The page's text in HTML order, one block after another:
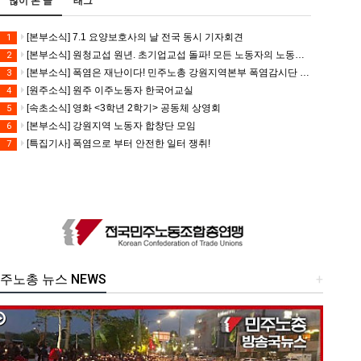
1 [본부소식] 7.1 요양보호사의 날 전국 동시 기자회견
2 [본부소식] 원청교섭 원년. 초기업교섭 돌파! 모든 노동자의 노동기본권 쟁취! 민주노총 7.15 총파업대회
3 [본부소식] 폭염은 재난이다! 민주노총 강원지역본부 폭염감시단 선포 기자회견
4 [원주소식] 원주 이주노동자 한국어교실
5 [속초소식] 영화 <3학년 2학기> 공동체 상영회
6 [본부소식] 강원지역 노동자 합창단 모임
7 [특집기사] 폭염으로 부터 안전한 일터 쟁취!
+
노총 뉴스 NEWS